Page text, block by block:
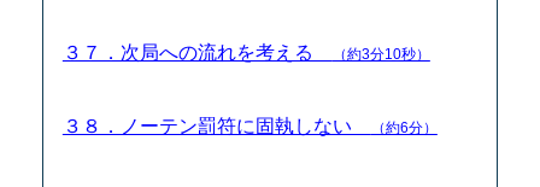
３７．次局への流れを考える （約3分10秒）
３８．ノーテン罰符に固執しない （約6分）